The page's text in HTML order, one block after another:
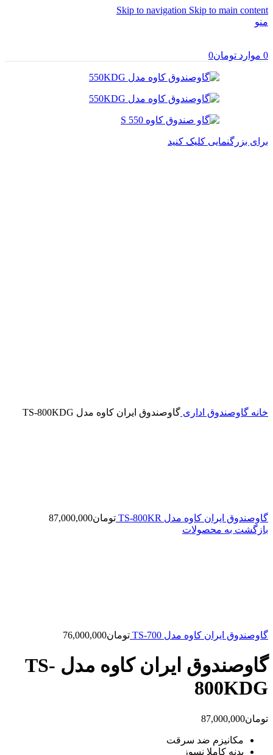
Skip to navigation Skip to main content
منو
0 موارد تومان0
برای بزرگنمایی کلیک کنید
خانه گاوصندوق اداری گاوصندوق ایران کاوه مدل TS-800KDG
گاوصندوق ایران کاوه مدل TS-800KR تومان87,000,000
بازگشت به محصولات
گاوصندوق ایران کاوه مدل TS-700 تومان76,000,000
گاوصندوق ایران کاوه مدل TS-
800KDG
تومان87,000,000
مکانیزم ضد سرقت
بدنه کاملا نسوز